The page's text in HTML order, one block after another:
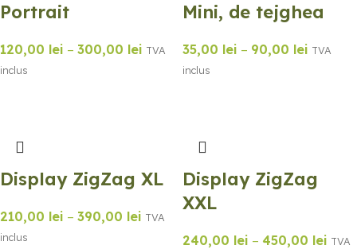
Portrait
120,00 lei – 300,00 lei TVA
inclus
Mini, de tejghea
35,00 lei – 90,00 lei TVA
inclus
Display ZigZag XL
210,00 lei – 390,00 lei TVA
inclus
Display ZigZag
XXL
240,00 lei – 450,00 lei TVA